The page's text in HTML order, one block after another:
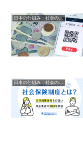
日本の仕組み・社会の疑問
日本の仕組み・社会の疑問